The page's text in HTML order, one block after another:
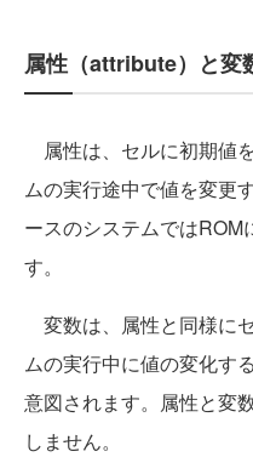
属性（attribute）と変
属性は、セルに初期値
ムの実行途中で値を変更
ースのシステムではROM
す。
変数は、属性と同様に
ムの実行中に値の変化す
意図されます。属性と変
しません。